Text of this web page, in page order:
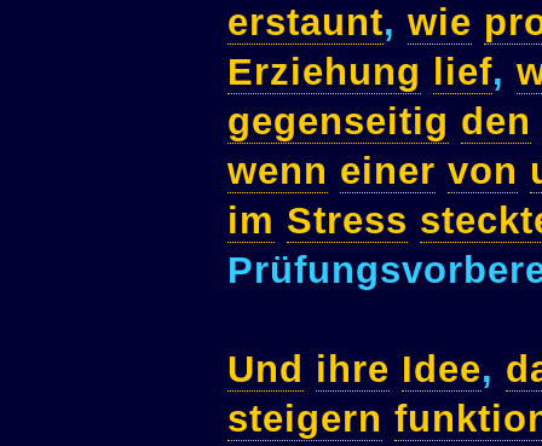
erstaunt, wie
Erziehung
lief,
gegenseitig den
wenn einer von
im Stress
Und ihre Idee,
steigern